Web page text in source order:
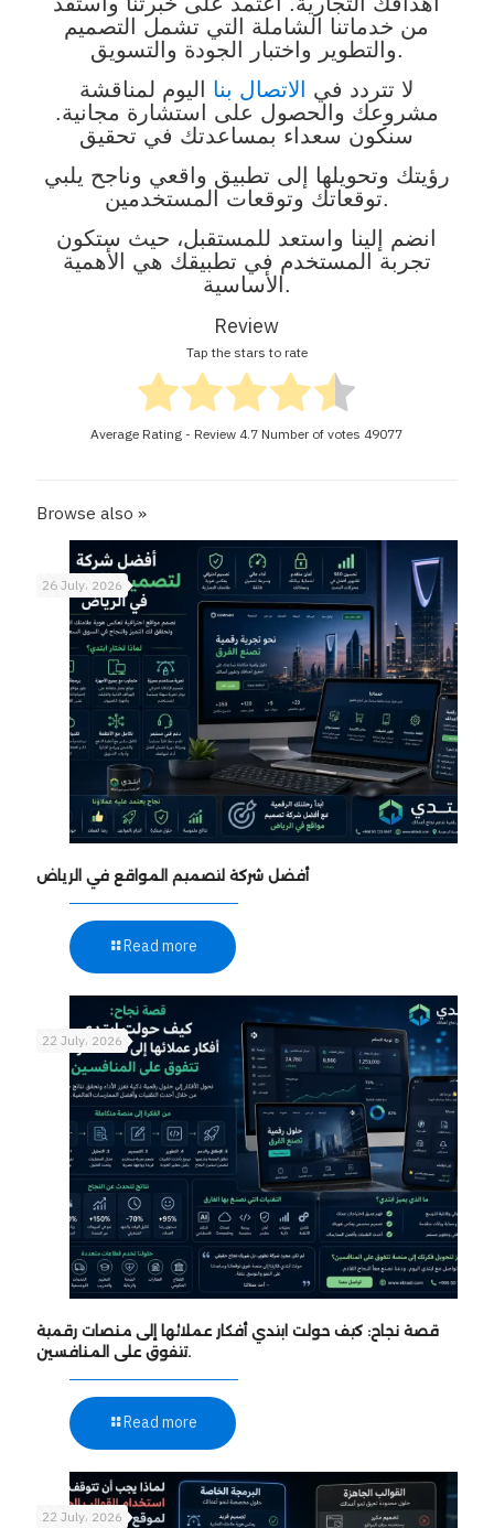
من خدماتنا الشاملة التي تشمل التصميم
والتطوير واختبار الجودة والتسويق.
لا تتردد في
الاتصال بنا اليوم لمناقشة
مشروعك والحصول على استشارة مجانية.
سنكون سعداء بمساعدتك في تحقيق
رؤيتك وتحويلها إلى تطبيق واقعي وناجح يلبي
توقعاتك وتوقعات المستخدمين.
انضم إلينا واستعد للمستقبل، حيث ستكون
تجربة المستخدم في تطبيقك هي الأهمية
الأساسية.
Review
Tap the stars to rate
Average Rating - Review 4.7 Number of votes 49077
Browse also »
26 July، 2026
أفضل شركة لتصميم المواقع في الرياض
Read more
22 July، 2026
قصة نجاح: كيف حولت ابتدي أفكار عملائها إلى منصات رقمية
تتفوق على المنافسين.
Read more
22 July، 2026